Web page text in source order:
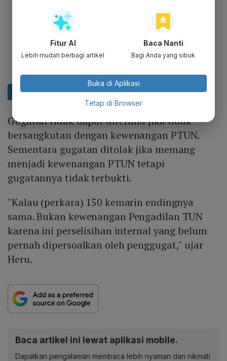
Gugatan tidak dapat diterima jika tidak
bersangkutan dengan kewenangan PTUN.
Sementara gugatan ditolak jika memang
menjadi kewenangan PTUN tetapi
gugatannya tidak terbukti.
"Kalau (perkara) 150 kemarin endingnya
sama. Bukan kewenangan Pengadilan TUN
karena ini perselisihan internal yang belum
pernah dipersoalkan oleh penggugat," ujar
Heru.
Baca artikel ini lewat aplikasi mobile.
Dapatkan pengalaman membaca lebih nyaman dan nikmati
Fitur AI
Lebih mudah berbagi artikel
Baca Nanti
Bagi Anda yang sibuk
Buka di Aplikasi
Tetap di Browser